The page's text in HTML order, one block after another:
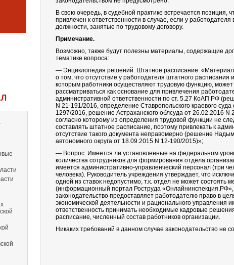
В свою очередь, в судебной практике встречается позиция,
привлечен к ответственности в случае, если у
должности, занятые по трудовому договору.
Примечание.
Возможно, также будут полезны материалы, содержащие
тематике вопроса:
— Энциклопедия решений. Штатное расписание:
о том, что отсутствие у работодателя штатного расписания
которым работники осуществляют трудовую функцию,
рассматриваться как основание для привлечения
административной ответственности по ст. 5.27 КоАП РФ
N 21-191/2016, определение Ставропольского краевого
1297/2016, решение Астраханского облсуда от 26.02.2016
согласно которому из определения трудовой функции не
составлять штатное расписание, поэтому привлекать к
отсутствие такого документа неправомерно (решение
автономного округа от 18.09.2015 N 12-190/2015)»;
— Вопрос: Имеется ли установленные на федеральном
количества сотрудников для формирования отдела
имеется административно-управленческий персонал (три
человека). Руководитель учреждения утверждает, что
одной из ставок недопустимо, т.к. отдел не может состоять
(информационный портал Роструда «Онлайнинспекция.РФ»,
законодательство предоставляет работодателю право в
экономической деятельности и рационального управления
ответственность принимать необходимые кадровые
расписание, численный состав работников организации.
Никаких требований в данном случае законодательство не